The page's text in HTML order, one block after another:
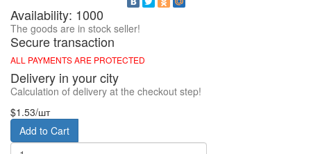
Availability: 1000
The goods are in stock seller!
Secure transaction
ALL PAYMENTS ARE PROTECTED
Delivery in your city
Calculation of delivery at the checkout step!
$1.53/шт
Add to Cart